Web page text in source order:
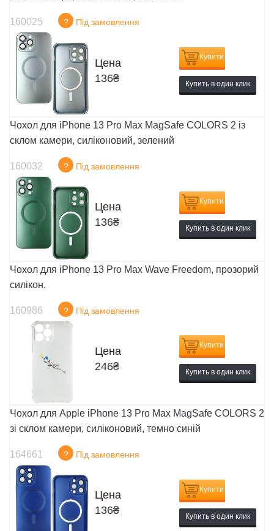
160025 ? Під замовлення
Цена
136₴
Купити
Купить в один клик
Чохол для iPhone 13 Pro Max MagSafe COLORS 2 із
склом камери, силіконовий, зелений
160032 ? Під замовлення
Цена
136₴
Купити
Купить в один клик
Чохол для iPhone 13 Pro Max Wave Freedom, прозорий
силікон.
160986 ? Під замовлення
Цена
246₴
Купити
Купить в один клик
Чохол для Apple iPhone 13 Pro Max MagSafe COLORS 2
зі склом камери, силіконовий, темно синій
164661 ? Під замовлення
Цена
136₴
Купити
Купить в один клик